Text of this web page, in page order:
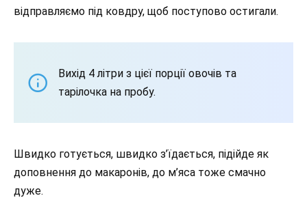
відправляємо під ковдру, щоб поступово остигали.
Вихід 4 літри з цієї порції овочів та
тарілочка на пробу.
Швидко готується, швидко з’їдається, підійде як
доповнення до макаронів, до м’яса тоже смачно
дуже.